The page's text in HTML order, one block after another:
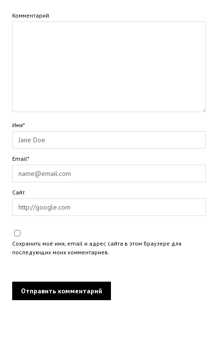
Комментарий
Имя*
Email*
Сайт
Сохранить моё имя, email и адрес сайта в этом браузере для
последующих моих комментариев.